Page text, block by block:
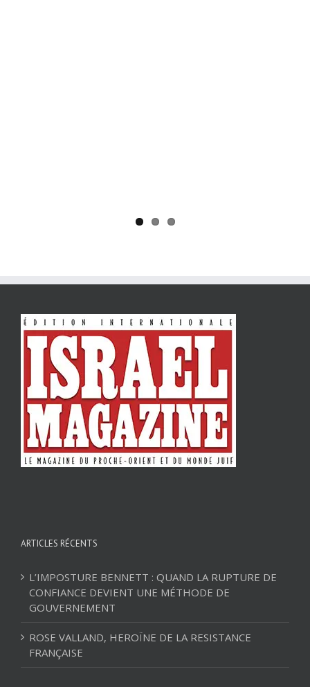
ARTICLES RÉCENTS
L’IMPOSTURE BENNETT : QUAND LA RUPTURE DE
CONFIANCE DEVIENT UNE MÉTHODE DE
GOUVERNEMENT
ROSE VALLAND, HEROÏNE DE LA RESISTANCE
FRANÇAISE